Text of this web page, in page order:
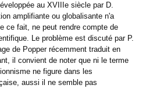
au XVIIIe siècle par D.
amplifiante ou globalisante n'a
ce fait, ne peut rendre compte de
Le problème est discuté par P.
de Popper récemment traduit en
il convient de noter que ni le terme
ne figure dans les
aussi il ne semble pas